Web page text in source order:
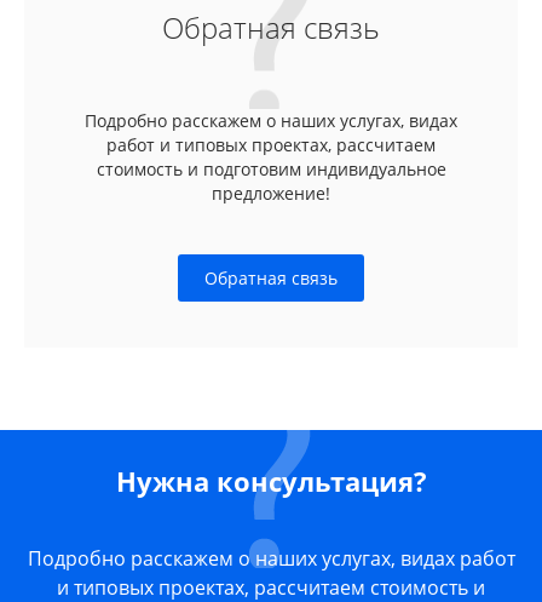
Обратная связь
Подробно расскажем о наших услугах, видах
работ и типовых проектах, рассчитаем
стоимость и подготовим индивидуальное
предложение!
Обратная связь
Нужна консультация?
Подробно расскажем о наших услугах, видах работ
и типовых проектах, рассчитаем стоимость и